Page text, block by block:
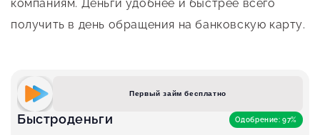
компаниям. Деньги удобнее и быстрее всего
получить в день обращения на банковскую карту.
Первый займ бесплатно
Быстроденьги Одобрение: 97%